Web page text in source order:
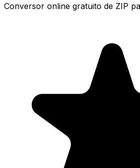
Conversor online gratuito de ZIP